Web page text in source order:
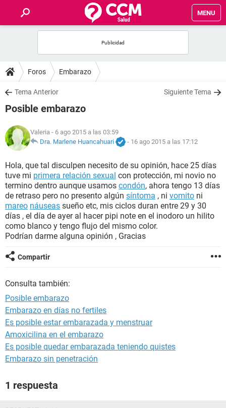
MENU
FOROS
SALUD
NUTRICIÓN
BIENESTAR
SEXUALIDAD
GLOSARIO
Foros Embarazo
Tema Anterior Siguiente Tema
Posible embarazo
Valeria - 6 ago 2015 a las 03:59
Dra. Marlene Huancahuari
- 16 ago 2015 a las 17:12
Hola, que tal disculpen necesito de su opinión, hace 25 días
tuve mi primera relación sexual con protección, mi novio no
termino dentro aunque usamos condón, ahora tengo 13 días
de retraso pero no presento algún síntoma , ni vomito ni
mareo náuseas sueño etc, mis ciclos duran entre 29 y 30
días , el día de ayer al hacer pipi note en el inodoro un hilito
como blanco y tengo flujo del mismo color.
Podrían darme alguna opinión , Gracias
Compartir
Consulta también:
Posible embarazo
Embarazo en días no fertiles
Es posible estar embarazada y menstruar
Amoxicilina en el embarazo
Es posible quedar embarazada teniendo quistes
Embarazo sin penetración
1 respuesta